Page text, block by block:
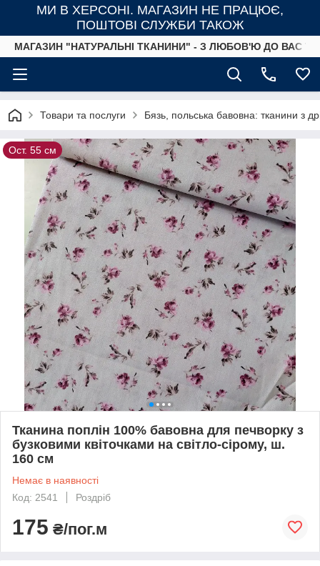
МИ В ХЕРСОНІ. МАГАЗИН НЕ ПРАЦЮЄ,
ПОШТОВІ СЛУЖБИ ТАКОЖ
МАГАЗИН "НАТУРАЛЬНІ ТКАНИНИ" - З ЛЮБОВ'Ю ДО ВАС
Товари та послуги Бязь, польська бавовна: тканини з
Ост. 55 см
Тканина поплін 100% бавовна для печворку з
бузковими квіточками на світло-сірому, ш.
160 см
Немає в наявності
Код: 2541
Роздріб
175 ₴/пог.м